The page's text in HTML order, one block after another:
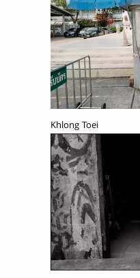
Khlong Toei